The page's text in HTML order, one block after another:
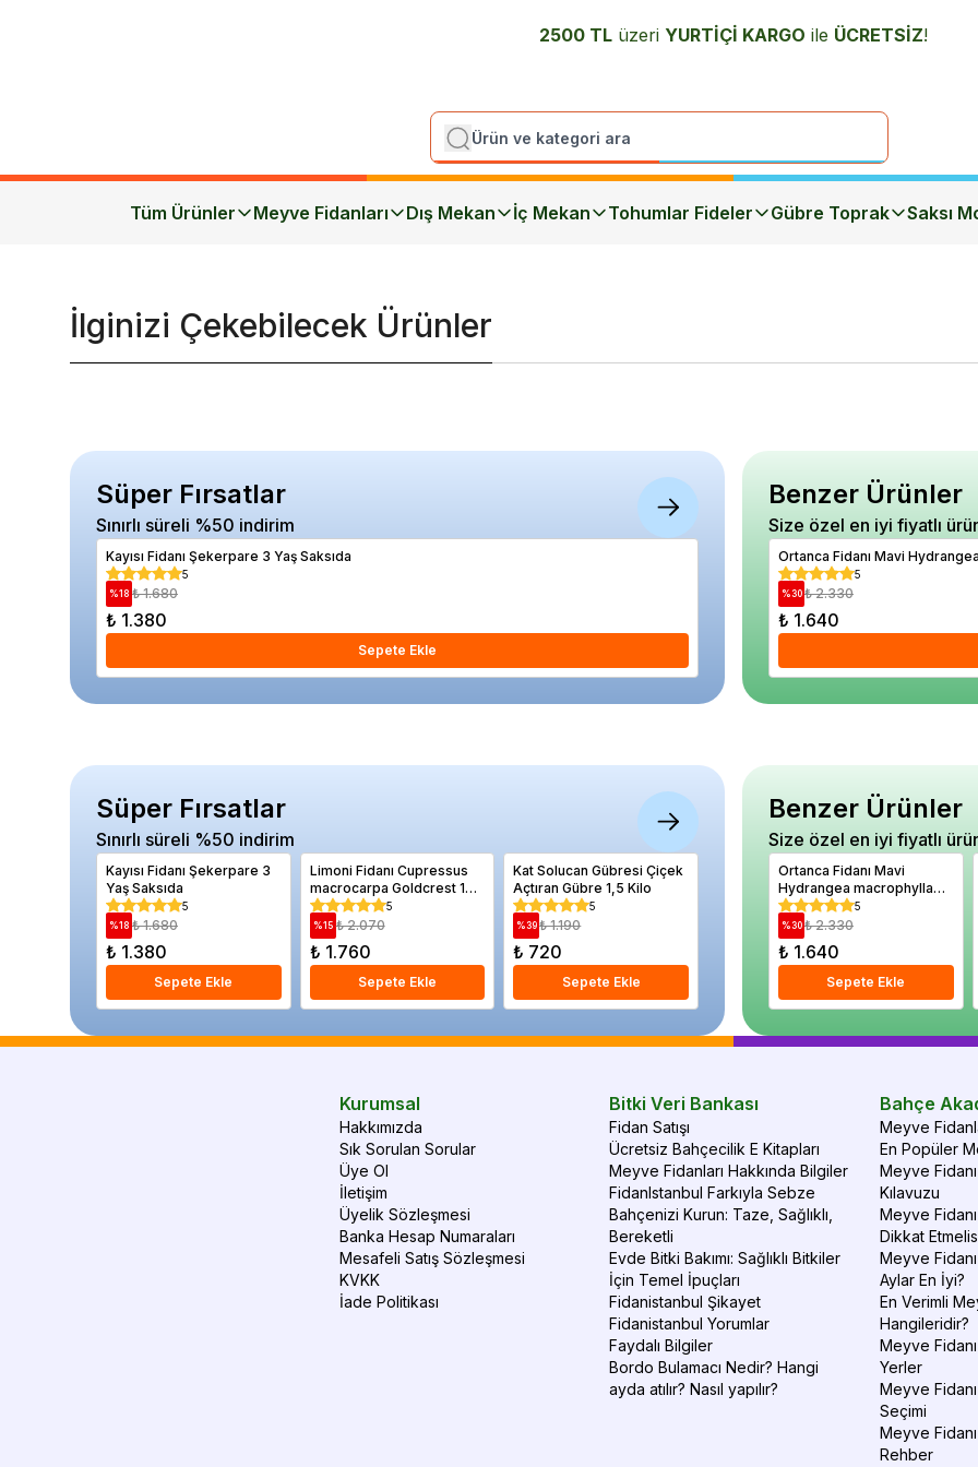
2500 TL üzeri YURTİÇİ KARGO ile ÜCRETSİZ!
Tüm Ürünler Meyve Fidanları Dış Mekan İç Mekan Tohumlar Fideler Gübre Toprak Saksı
İlginizi Çekebilecek Ürünler
Süper Fırsatlar
Sınırlı süreli %50 indirim
Kayısı Fidanı Şekerpare 3 Yaş Saksıda
5
%18 ₺ 1.680
₺ 1.380
Sepete Ekle
Limoni Fidanı Cupressus macrocarpa
5
₺ 2.070
Benzer Ürünler
Size özel en iyi fiyatlı
Ortanca Fidanı Mavi
5
%30 ₺ 2.330
₺ 1.640
Süper Fırsatlar
Sınırlı süreli %50 indirim
Kayısı Fidanı Şekerpare 3
Yaş Saksıda
5
%18 ₺ 1.680
₺ 1.380
Sepete Ekle
Limoni Fidanı Cupressus
macrocarpa Goldcrest 100
cm Saksıda5
%15 ₺ 2.070
₺ 1.760
Sepete Ekle
Kat Solucan Gübresi Çiçek
Açtıran Gübre 1,5 Kilo
5
%39 ₺ 1.190
₺ 720
Sepete Ekle
Frenk Üzümü Fidanı İri
Salkım Kırmızı Ribes
rubrum Jonkheer van Tets
5
₺ 1.030
Sepete Ekle
Kayısı
Yaş 120
₺
Benzer Ürünler
Size özel en iyi fiyatlı
Ortanca Fidanı Mavi
Hydrangea macrophylla
Blue İthal
5
%30 ₺ 2.330
₺ 1.640
Sepete Ekle
Kurumsal
Hakkımızda
Sık Sorulan Sorular
Üye Ol
İletişim
Üyelik Sözleşmesi
Banka Hesap Numaraları
Mesafeli Satış Sözleşmesi
KVKK
İade Politikası
Bitki Veri Bankası
Fidan Satışı
Ücretsiz Bahçecilik E Kitapları
Meyve Fidanları Hakkında Bilgiler
FidanIstanbul Farkıyla Sebze
Bahçenizi Kurun: Taze, Sağlıklı,
Bereketli
Evde Bitki Bakımı: Sağlıklı Bitkiler
İçin Temel İpuçları
Fidanistanbul Şikayet
Fidanistanbul Yorumlar
Faydalı Bilgiler
Bordo Bulamacı Nedir? Hangi
ayda atılır? Nasıl yapılır?
Bahçe
Meyve
En Popüler
Meyve
Kılavuzu
Meyve
Dikkat
Meyve
Aylar En İyi?
En Verimli
Hangileridir?
Meyve
Yerler
Meyve
Seçimi
Meyve Fidanı
Rehber